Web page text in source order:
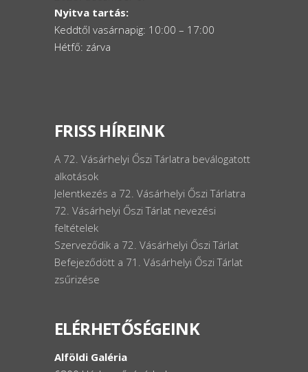
Nyitva tartás:
Keddtől vasárnapig: 10:00 – 17:00
Hétfő: zárva
FRISS HÍREINK
A 72. Vásárhelyi Őszi Tárlatra beválogatott
alkotások
Jelentkezés a 72. Vásárhelyi Őszi Tárlatra
72. Vásárhelyi Őszi Tárlat nevezési
feltételek
Szerveződik a 72. Vásárhelyi Őszi Tárlat
Befejeződött a 71. Vásárhelyi Őszi Tárlat
zsűrizése
ELÉRHETŐSÉGEINK
Alföldi Galéria